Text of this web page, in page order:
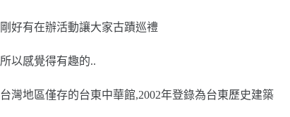
剛好有在辦活動讓大家古蹟巡禮
所以感覺得有趣的..
台灣地區僅存的台東中華館,2002年登錄為台東歷史建築